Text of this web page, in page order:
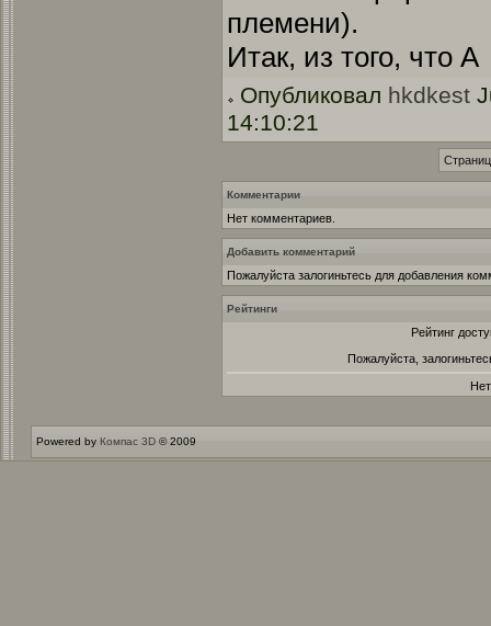
племени).
Итак, из того, что А
Опубликовал hkdkest
14:10:21
Комментарии
Нет комментариев.
Добавить комментарий
Пожалуйста залогиньтесь для добавления
Рейтинги
Рейтинг
Пожалуйста,
Powered by Компас 3D © 2009